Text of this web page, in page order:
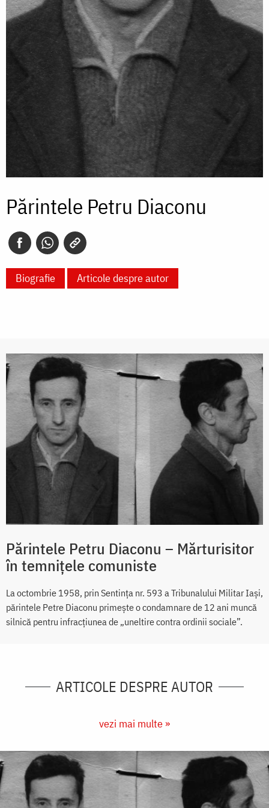
Părintele Petru Diaconu
Biografie Articole despre autor
Părintele Petru Diaconu – Mărturisitor
în temnițele comuniste
La octombrie 1958, prin Sentința nr. 593 a Tribunalului Militar Iași,
părintele Petre Diaconu primește o condamnare de 12 ani muncă
silnică pentru infracțiunea de „uneltire contra ordinii sociale”.
ARTICOLE DESPRE AUTOR
vezi mai multe »